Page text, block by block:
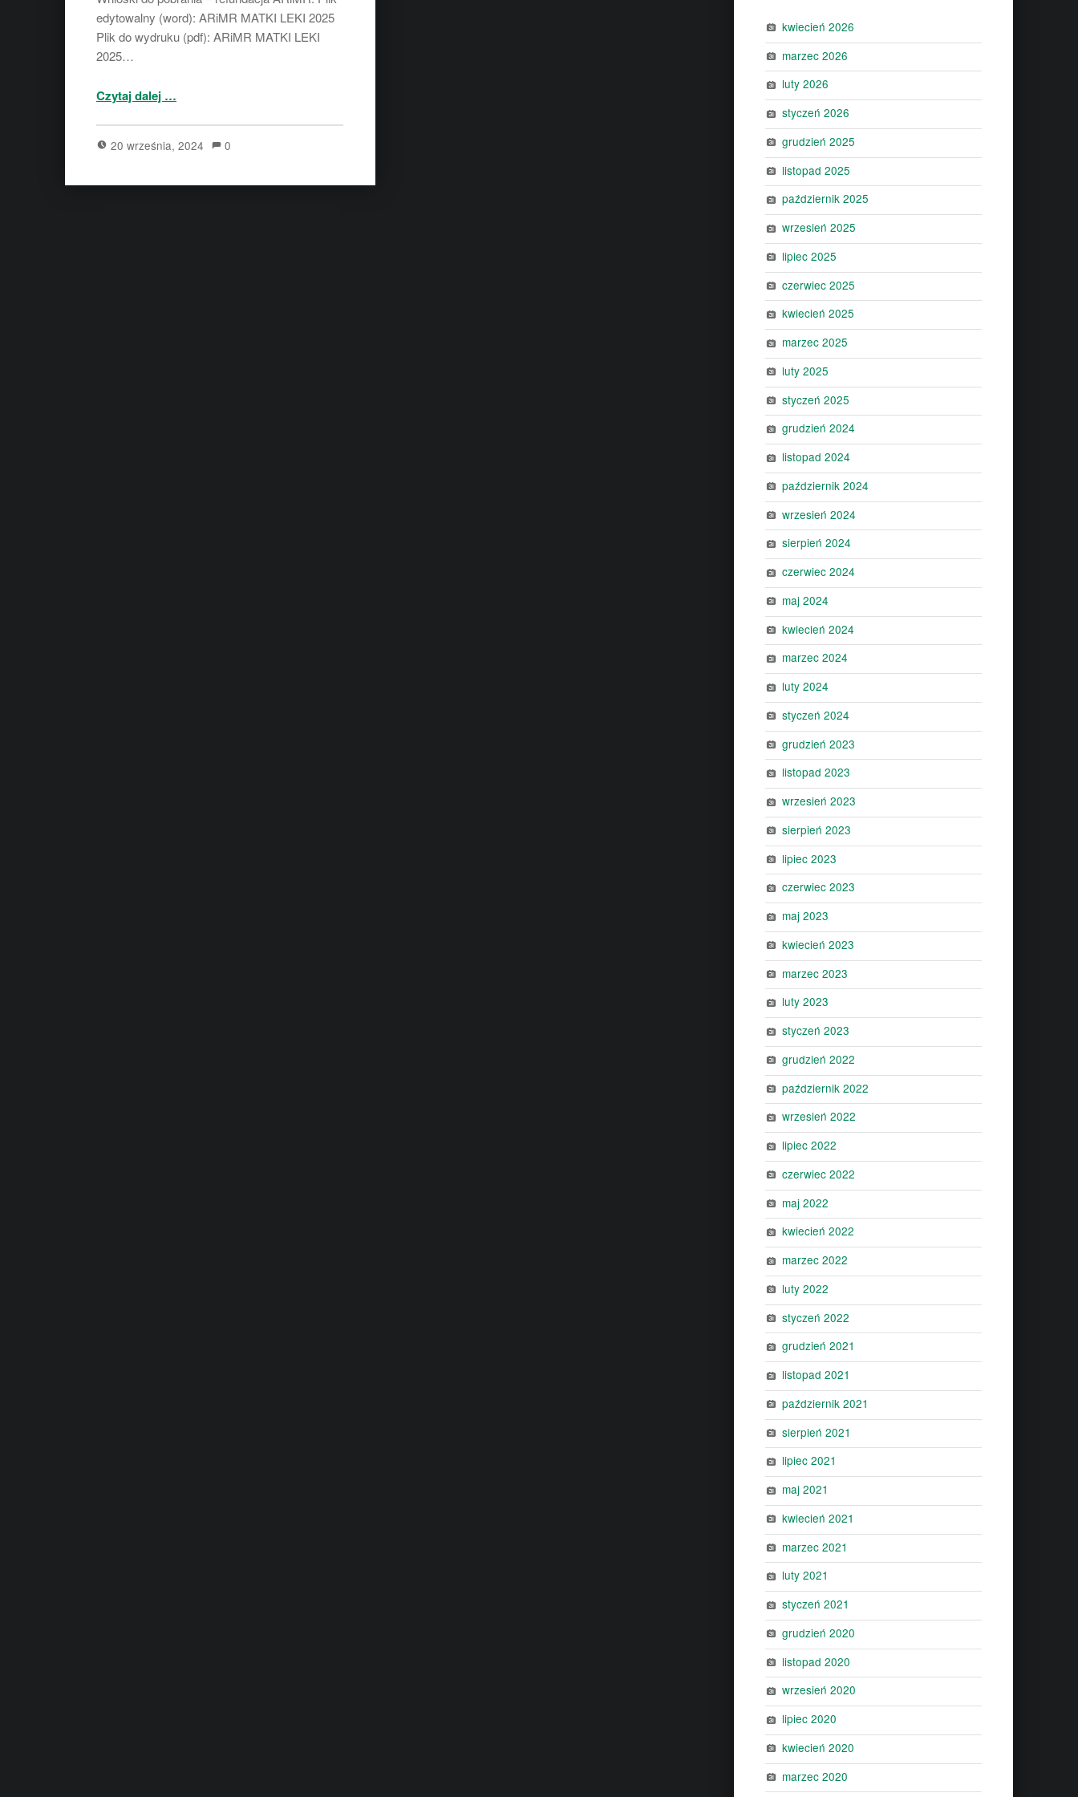
edytowalny (word): ARiMR MATKI LEKI 2025
Plik do wydruku (pdf): ARiMR MATKI LEKI
2025…
Czytaj dalej …
20 września, 2024 0
kwiecień 2026
marzec 2026
luty 2026
styczeń 2026
grudzień 2025
listopad 2025
październik 2025
wrzesień 2025
lipiec 2025
czerwiec 2025
kwiecień 2025
marzec 2025
luty 2025
styczeń 2025
grudzień 2024
listopad 2024
październik 2024
wrzesień 2024
sierpień 2024
czerwiec 2024
maj 2024
kwiecień 2024
marzec 2024
luty 2024
styczeń 2024
grudzień 2023
listopad 2023
wrzesień 2023
sierpień 2023
lipiec 2023
czerwiec 2023
maj 2023
kwiecień 2023
marzec 2023
luty 2023
styczeń 2023
grudzień 2022
październik 2022
wrzesień 2022
lipiec 2022
czerwiec 2022
maj 2022
kwiecień 2022
marzec 2022
luty 2022
styczeń 2022
grudzień 2021
listopad 2021
październik 2021
sierpień 2021
lipiec 2021
maj 2021
kwiecień 2021
marzec 2021
luty 2021
styczeń 2021
grudzień 2020
listopad 2020
wrzesień 2020
lipiec 2020
kwiecień 2020
marzec 2020